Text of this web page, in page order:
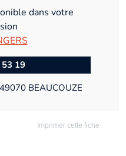
dans votre
19
BEAUCOUZE
Imprimer cette fiche